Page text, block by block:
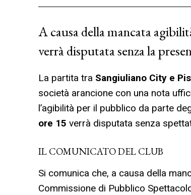
A causa della mancata
verrà disputata senza la
La partita tra Sangiuliano City e
società arancione con una nota
l’agibilità per il pubblico da parte
ore 15 verrà disputata senza
IL COMUNICATO DEL CLUB
Si comunica che, a causa della
Commissione di Pubblico